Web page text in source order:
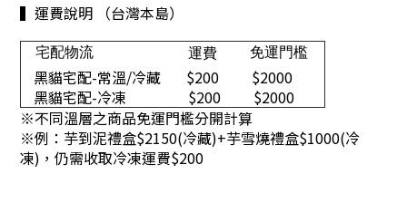
▍運費說明 （台灣本島）
宅配物流 運費 免運門檻
黑貓宅配-常溫/冷藏 $200
$2000
黑貓宅配-冷凍
$200
$2000
※不同溫層之商品免運門檻分開計算
※例：芋到泥禮盒$2150(冷藏)+芋雪燒禮盒$1000(冷
凍)，仍需收取冷凍運費$200